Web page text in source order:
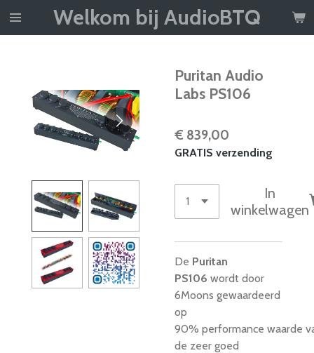
Ga
Welkom bij AudioBTQ
Puritan Audio
Labs PS106
€ 839,00
GRATIS verzending
In
winkelwagen
De Puritan
PS106 wordt door
6Moons gewaardeerd
op
90% performance waarde
de zeer goed